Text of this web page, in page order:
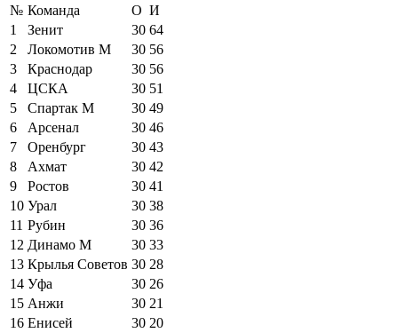
№ Команда О И
1
Зенит 30 64
2
Локомотив М 30 56
3
Краснодар 30 56
4
ЦСКА 30 51
5
Спартак М 30 49
6
Арсенал 30 46
7
Оренбург 30 43
8
Ахмат 30 42
9
Ростов 30 41
10 Урал 30 38
11 Рубин 30 36
12 Динамо М 30 33
13 Крылья Советов 30 28
14 Уфа 30 26
15 Анжи 30 21
16 Енисей 30 20